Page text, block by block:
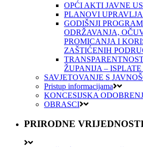
OPĆI AKTI JAVNE
PLANOVI
GODIŠNJI
ODRŽAVANJA,
PROMICANJA I
ZAŠTIĆENIH
ŽUPANIJA –
SAVJETOVANJE S
Pristup informacijama
KONCESIJSKA
OBRASCI
PRIRODNE